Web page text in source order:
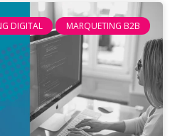
DIGITAL MARQUETING B2B